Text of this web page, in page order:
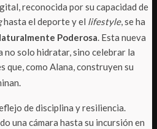
reconocida por su capacidad de
hasta el deporte y el lifestyle, se ha
Poderosa. Esta nueva
no solo hidratar, sino celebrar la
que, como Alana, construyen su
.
de disciplina y resiliencia.
una cámara hasta su incursión en